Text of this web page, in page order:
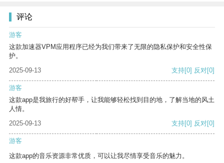
评论
游客
这款加速器VPM应用程序已经为我们带来了无限的隐私保护和安全性保
护。
2025-09-13
支持[0] 反对[0]
游客
这款app是我旅行的好帮手，让我能够轻松找到目的地，了解当地的风土
人情。
2025-09-13
支持[0] 反对[0]
游客
这款app的音乐资源非常优质，可以让我尽情享受音乐的魅力。